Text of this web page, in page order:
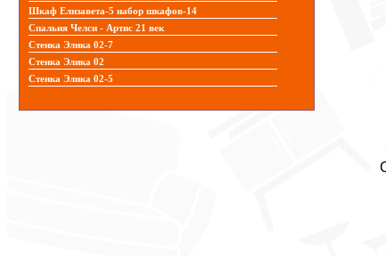
Шкаф Елизавета-5 набор шкафов-14
Спальня Челси - Артис 21 век
Стенка Элика 02-7
Стенка Элика 02
Стенка Элика 02-5